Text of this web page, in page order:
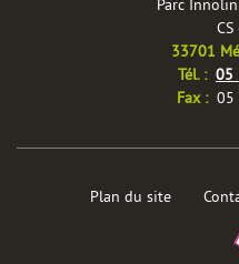
Parc
33701
Tél. : 05
Fax :05
Plan du site